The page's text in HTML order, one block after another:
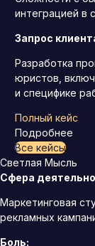
интеграцией в
Запрос
Разработка
юристов,
и специфике
Полный кейс
Подробнее
Все кейсы
Светлая Мысль
Сфера
Маркетинговая
рекламных
Боль: